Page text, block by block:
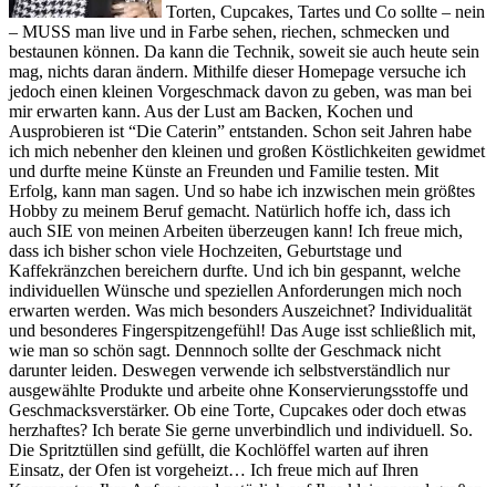
Torten, Cupcakes, Tartes und Co sollte – nein
– MUSS man live und in Farbe sehen, riechen, schmecken und
bestaunen können. Da kann die Technik, soweit sie auch heute sein
mag, nichts daran ändern. Mithilfe dieser Homepage versuche ich
jedoch einen kleinen Vorgeschmack davon zu geben, was man bei
mir erwarten kann. Aus der Lust am Backen, Kochen und
Ausprobieren ist “Die Caterin” entstanden. Schon seit Jahren habe
ich mich nebenher den kleinen und großen Köstlichkeiten gewidmet
und durfte meine Künste an Freunden und Familie testen. Mit
Erfolg, kann man sagen. Und so habe ich inzwischen mein größtes
Hobby zu meinem Beruf gemacht. Natürlich hoffe ich, dass ich
auch SIE von meinen Arbeiten überzeugen kann! Ich freue mich,
dass ich bisher schon viele Hochzeiten, Geburtstage und
Kaffekränzchen bereichern durfte. Und ich bin gespannt, welche
individuellen Wünsche und speziellen Anforderungen mich noch
erwarten werden. Was mich besonders Auszeichnet? Individualität
und besonderes Fingerspitzengefühl! Das Auge isst schließlich mit,
wie man so schön sagt. Dennnoch sollte der Geschmack nicht
darunter leiden. Deswegen verwende ich selbstverständlich nur
ausgewählte Produkte und arbeite ohne Konservierungsstoffe und
Geschmacksverstärker. Ob eine Torte, Cupcakes oder doch etwas
herzhaftes? Ich berate Sie gerne unverbindlich und individuell. So.
Die Spritztüllen sind gefüllt, die Kochlöffel warten auf ihren
Einsatz, der Ofen ist vorgeheizt… Ich freue mich auf Ihren